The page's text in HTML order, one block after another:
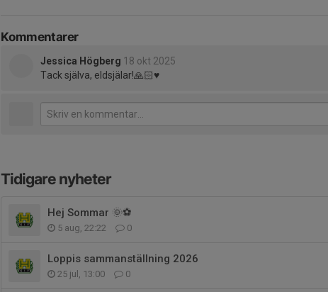
Kommentarer
Jessica Högberg 18 okt 2025
Tack själva, eldsjälar!🙏🏻♥️
Tidigare nyheter
Hej Sommar 🌞⚽
5 aug, 22:22 0
Loppis sammanställning 2026
25 jul, 13:00 0